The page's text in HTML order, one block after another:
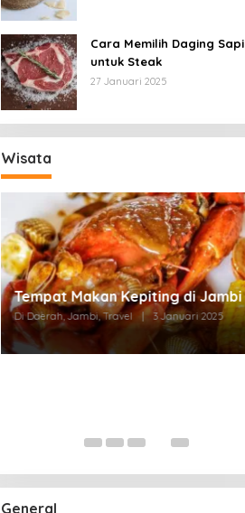
Cara Memilih Daging Sapi
untuk Steak
27 Januari 2025
Wisata
Tempat Makan di Thehok Jambi
Di Daerah, Jambi, Travel | 3 Januari 2025
General